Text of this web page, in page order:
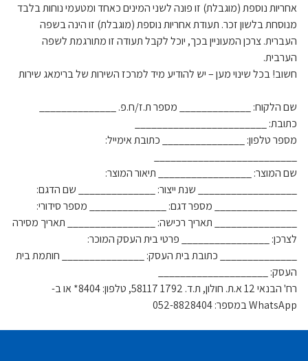
אחריות נוספת (מוגבלת) זו פונה לשני המינים כאחד ומטעמי נוחות בלבד
מנוסחת בלשון זכר. תעודת אחריות נוספת (מוגבלת) זו הינה בשפה
העברית. צרכן המעוניין בכך, יוכל לקבל תעודה זו מתורגמת לשפה
הערבית.
חשוב! בכל שינוי מען – יש להודיע מיד למרכז השירות של ברימאג שירות
שם הלקוח: _____________ מספר ת.ז/ח.פ. ______________
כתובת: ________________________
מספר טלפון: _______________ כתובת אימייל:
שם המוצר: _________________ תיאור המוצר:
__________________ שנת ייצור: ______________ שם הדגם:
_______________ מספר דגם: ______________ מספר סידורי:
_______________ תאריך רכישה: ________________ תאריך מסירה
לצרכן: ________________ פרטי בית העסק המוכר:
______________ כתובת בית העסק: _______________ חותמת בית
העסק: ____________________
רח' הבנאי 12 א.ת. חולון, ת.ד. 1792 58117, טלפון: 8404* או ב-
WhatsApp במספר: 052-8828404